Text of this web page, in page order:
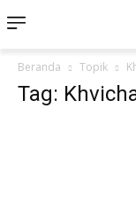
Beranda Topik
Tag: